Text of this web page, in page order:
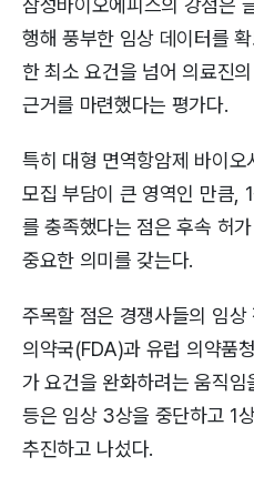
삼성바이오에피스의 강점은
행해 풍부한 임상 데이터를
한 최소 요건을 넘어 의료진
근거를 마련했다는 평가다.
특히 대형 면역항암제 바이
모집 부담이 큰 영역인 만큼,
를 충족했다는 점은 후속 허
중요한 의미를 갖는다.
주목할 점은 경쟁사들의 임
의약국(FDA)과 유럽 의약품
가 요건을 완화하려는 움직
등은 임상 3상을 중단하고 1
추진하고 나섰다.